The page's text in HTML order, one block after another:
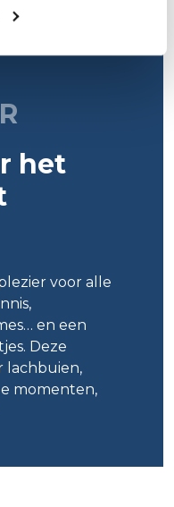
het
voor alle
en een
Deze
lachbuien,
momenten,